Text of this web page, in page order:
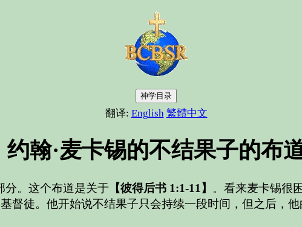
神学目录
翻译: English 繁體中文
约翰·麦卡锡的不结果子的布
分。这个布道是关于 【彼得后书 1:1-11】 。看来麦卡锡很
督徒。他开始说不结果子只会持续一段时间，但之后，